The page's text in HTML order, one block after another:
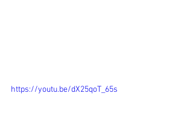
https://youtu.be/dX25qoT_65s